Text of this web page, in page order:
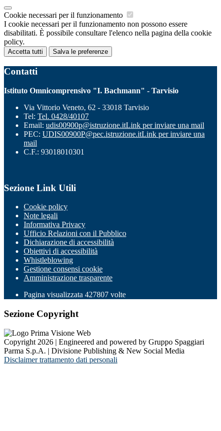
Cookie necessari per il funzionamento
I cookie necessari per il funzionamento non possono essere
disabilitati. È possibile consultare l'elenco nella pagina della cookie
policy.
Accetta tutti Salva le preferenze
Contatti
Istituto Omnicomprensivo "I. Bachmann" - Tarvisio
Via Vittorio Veneto, 62 - 33018 Tarvisio
Tel: Tel. 0428/40107
Email: udis00900p@istruzione.itLink per inviare una mail
PEC: UDIS00900P@pec.istruzione.itLink per inviare una
mail
C.F.: 93018010301
Sezione Link Utili
Cookie policy
Note legali
Informativa Privacy
Ufficio Relazioni con il Pubblico
Dichiarazione di accessibilità
Obiettivi di accessibilità
Whistleblowing
Gestione consensi cookie
Amministrazione trasparente
Pagina visualizzata 427807 volte
Sezione Copyright
Copyright 2026 | Engineered and powered by Gruppo Spaggiari
Parma S.p.A. | Divisione Publishing & New Social Media
Disclaimer trattamento dati personali